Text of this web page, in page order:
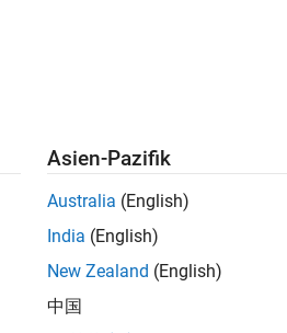
Asien-Pazifik
Australia (English)
India (English)
New Zealand (English)
中国